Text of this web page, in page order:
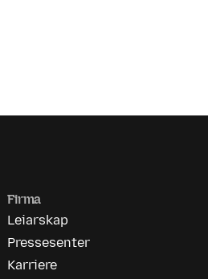
Firma
Leiarskap
Pressesenter
Karriere